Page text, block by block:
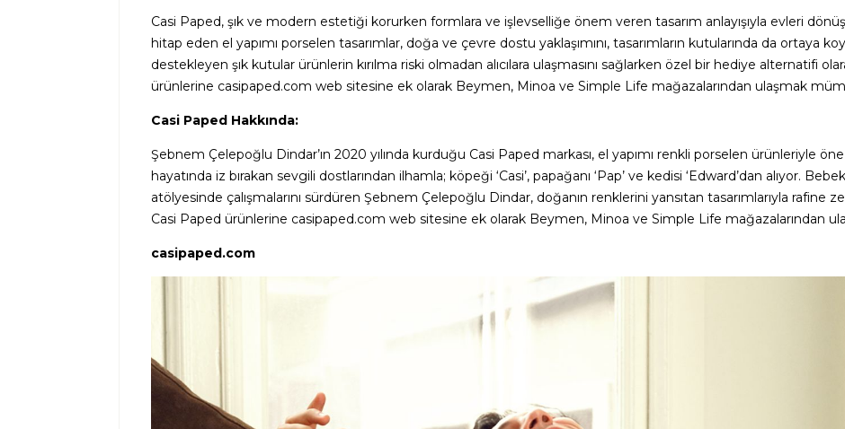
Casi Paped, şık ve modern estetiği korurken formlara ve işlevselliğe önem veren tasarım anlayışıyla evleri
hitap eden el yapımı porselen tasarımlar, doğa ve çevre dostu yaklaşımını, tasarımların kutularında da ortaya
destekleyen şık kutular ürünlerin kırılma riski olmadan alıcılara ulaşmasını sağlarken özel bir hediye alternatifi
ürünlerine casipaped.com web sitesine ek olarak Beymen, Minoa ve Simple Life mağazalarından ulaşmak
Casi Paped Hakkında:
Şebnem Çelepoğlu Dindar’ın 2020 yılında kurduğu Casi Paped markası, el yapımı renkli porselen ürünleriyle öne
hayatında iz bırakan sevgili dostlarından ilhamla; köpeği ‘Casi’, papağanı ‘Pap’ ve kedisi ‘Edward’dan alıyor.
atölyesinde çalışmalarını sürdüren Şebnem Çelepoğlu Dindar, doğanın renklerini yansıtan tasarımlarıyla
Casi Paped ürünlerine casipaped.com web sitesine ek olarak Beymen, Minoa ve Simple Life mağazalarından
casipaped.com